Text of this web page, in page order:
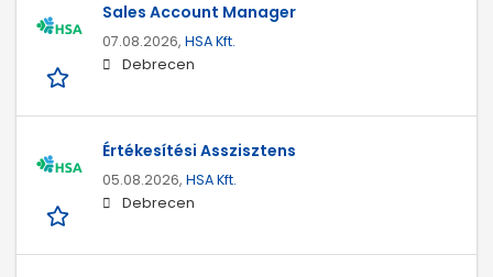
Sales Account Manager
07.08.2026, HSA Kft.
Debrecen
Értékesítési Asszisztens
05.08.2026, HSA Kft.
Debrecen